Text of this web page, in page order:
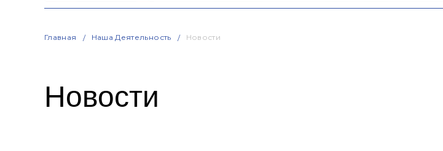
Главная Наша Деятельность Новости
Новости